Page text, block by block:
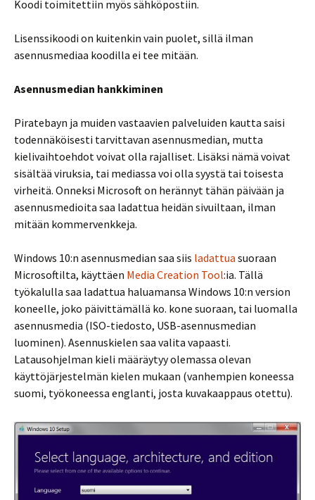
Koodi toimitettiin myös sähköpostiin.
Lisenssikoodi on kuitenkin vain puolet, sillä ilman
asennusmediaa koodilla ei tee mitään.
Asennusmedian hankkiminen
Piratebayn ja muiden vastaavien palveluiden kautta saisi
todennäköisesti tarvittavan asennusmedian, mutta
kielivaihtoehdot voivat olla rajalliset. Lisäksi nämä voivat
sisältää viruksia, tai mediassa voi olla syystä tai toisesta
virheitä. Onneksi Microsoft on herännyt tähän päivään ja
asennusmedioita saa ladattua heidän sivuiltaan, ilman
mitään kommervenkkeja.
Windows 10:n asennusmedian saa siis ladattua suoraan
Microsoftilta, käyttäen Media Creation Tool:ia. Tällä
työkalulla saa ladattua haluamansa Windows 10:n version
koneelle, joko päivittämällä ko. kone suoraan, tai luomalla
asennusmedia (ISO-tiedosto, USB-asennusmedian
luominen). Asennuskielen saa valita vapaasti.
Latausohjelman kieli määräytyy olemassa olevan
käyttöjärjestelmän kielen mukaan (vanhempien koneessa
suomi, työkoneessa englanti, josta kuvakaappaus otettu).